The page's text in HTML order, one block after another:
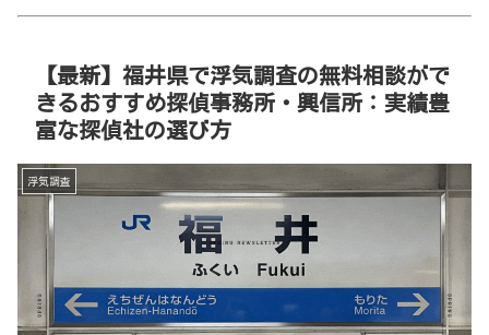
【最新】福井県で浮気調査の無料相談がで
きるおすすめ探偵事務所・興信所：実績豊
富な探偵社の選び方
浮気調査